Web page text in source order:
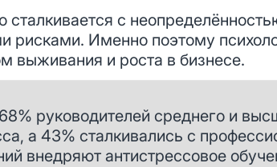
с
Именно поэтому
выживания и роста в бизнесе.
руководителей среднего и
а 43% сталкивались с
внедряют антистрессовое